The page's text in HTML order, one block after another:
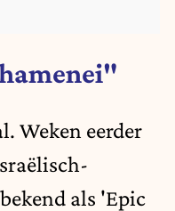
Weken eerder
als 'Epic